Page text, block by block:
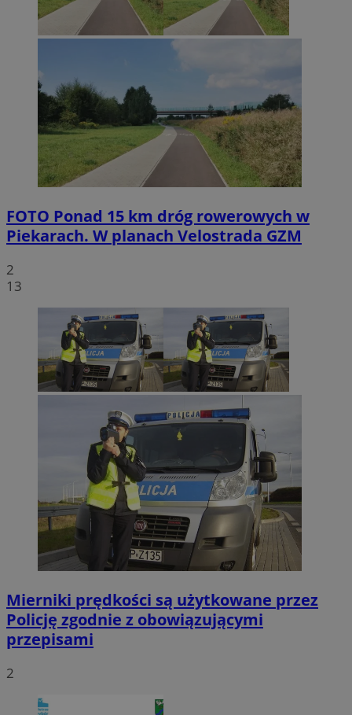
FOTO Ponad 15 km dróg rowerowych w
Piekarach. W planach Velostrada GZM
2
13
Mierniki prędkości są użytkowane przez
Policję zgodnie z obowiązującymi
przepisami
2